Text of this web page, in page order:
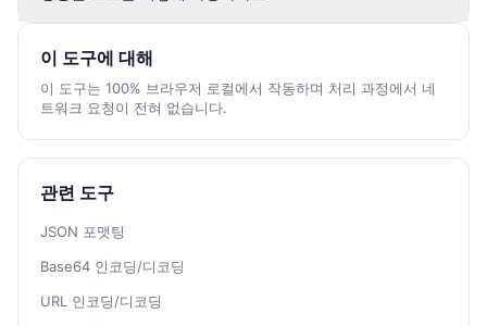
이 도구에 대해
이 도구는 100% 브라우저 로컬에서 작동하며 처리 과정에서 네
트워크 요청이 전혀 없습니다.
관련 도구
JSON 포맷팅
Base64 인코딩/디코딩
URL 인코딩/디코딩